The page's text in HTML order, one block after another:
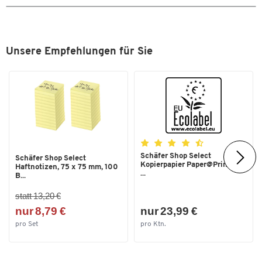
Gesamtmaße: B 1000 mm, H 1700 mm , 410 mm
PDF-Dokument)
Unsere Empfehlungen für Sie
Schäfer Shop Select
Haftnotizen, 75 x 75 mm, 100
B...
statt 13,20 €
nur 8,79 €
pro Set
Schäfer Shop Select
Kopierpapier Paper@Print, DIN
...
nur 23,99 €
pro Ktn.